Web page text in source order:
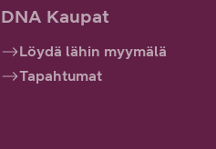
DNA Kaupat
Löydä lähin myymälä
Tapahtumat